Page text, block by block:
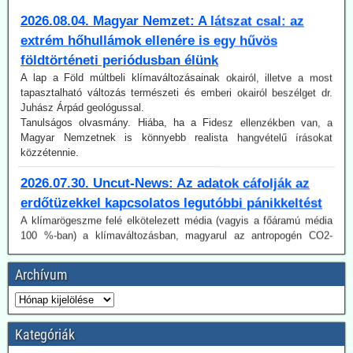
földtörténeti periódusban élünk
A lap a Föld múltbeli klímaváltozásainak okairól, illetve a most
tapasztalható változás természeti és emberi okairól beszélget dr.
Juhász Árpád geológussal.
Tanulságos olvasmány. Hiába, ha a Fidesz ellenzékben van, a
Magyar Nemzetnek is könnyebb realista hangvételű írásokat
közzétennie.
2026.07.30. Uncut-News: Az adatok cáfolják az
A klímarögeszme felé elkötelezett média (vagyis a főáramú média
100 %-ban) a klímaváltozásban, magyarul az antropogén CO2-
kibocsátás növekedésében igyekszik megtalálni (vagy legalábbis az
olvasókkal elhitetni) az erdőtüzek okát. Így van ez az idén is, mint a
tényezőt, akár a gondatlanságot, akár a szándékos gyújtogatást,
mint a hatósági ideológiavezérelt hozzáállást, amit több
bejegyzésünkben tematizáltunk. De még így is van egy probléma:
Az idén jóval alacsonyabb a tűzesetek száma világszerte, mint a
regisztrálás 2003-as kezdete óta.
Ugyancsak az uncut-news számol be róla, Franciaországban idén
Archívum
Kategóriák